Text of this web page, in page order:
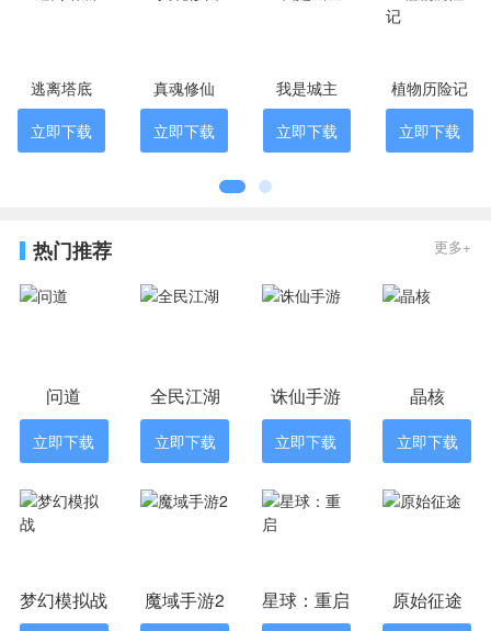
逃离塔底
立即下载
真魂修仙
立即下载
我是城主
立即下载
植物历险记
立即下载
热门推荐 更多+
问道
立即下载
全民江湖
立即下载
诛仙手游
立即下载
晶核
立即下载
梦幻模拟战 魔域手游2 星球：重启 原始征途